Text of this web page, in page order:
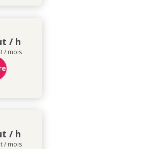
/ h
/ mois
/ h
/ mois